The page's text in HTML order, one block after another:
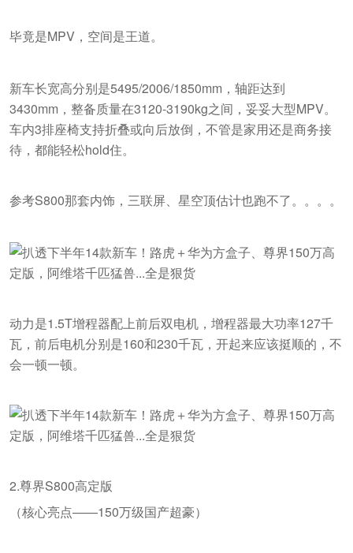
毕竟是MPV，空间是王道。
新车长宽高分别是5495/2006/1850mm，轴距达到
3430mm，整备质量在3120-3190kg之间，妥妥大型MPV。
车内3排座椅支持折叠或向后放倒，不管是家用还是商务接
待，都能轻松hold住。
参考S800那套内饰，三联屏、星空顶估计也跑不了。。。。
动力是1.5T增程器配上前后双电机，增程器最大功率127千
瓦，前后电机分别是160和230千瓦，开起来应该挺顺的，不
会一顿一顿。
2.尊界S800高定版
（核心亮点——150万级国产超豪）